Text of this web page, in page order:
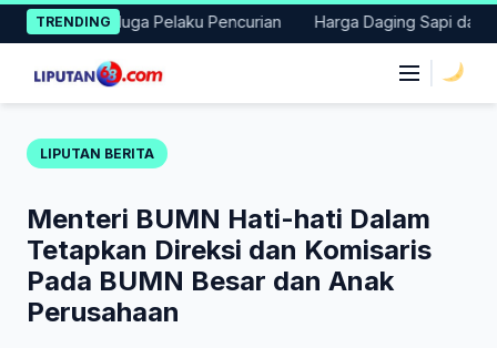
Skip
to
content
TRENDING
Terduga Pelaku Pencurian Harga Daging Sapi dan Cabai
LIPUTAN BERITA
Menteri BUMN Hati-hati Dalam
Tetapkan Direksi dan Komisaris
Pada BUMN Besar dan Anak
Perusahaan